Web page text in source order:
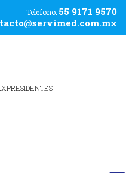
Telefono: 55 9171 9570